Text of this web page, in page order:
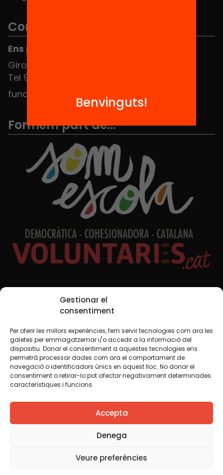
Gestionar el
consentiment
Per oferir les millors experiències, fem servir tecnologies com ara les
galetes per emmagatzemar i/o accedir a la informació del
dispositiu. Donar el consentiment a aquestes tecnologies ens
permetrà processar dades com ara el comportament de
navegació o identificadors únics en aquest lloc. No donar el
consentiment o retirar-lo pot afectar negativament determinades
característiques i funcions.
Accepta
Denega
Veure preferències
Contacte
Ens pots trobar al Hub Social
Girona 34, interior 08010 Barcelona
Tel 934 588 700
fundacio@equitat.org
Formem part de...
Xarxes Socials
TWT YTB IG FB IN
Avís legalPolítica de cookies
Creiem que el coneixement s’ha de compartir. Per això
fem servir una llicència Creative Commons, llevat que en
algun material indiquem el contrari. Us animem a copiar,
redistribuir, remesclar o transformar i crear els continguts
comercial. Només us demanem que reconegueu
l’autoria de la creació original.
Benvinguts!